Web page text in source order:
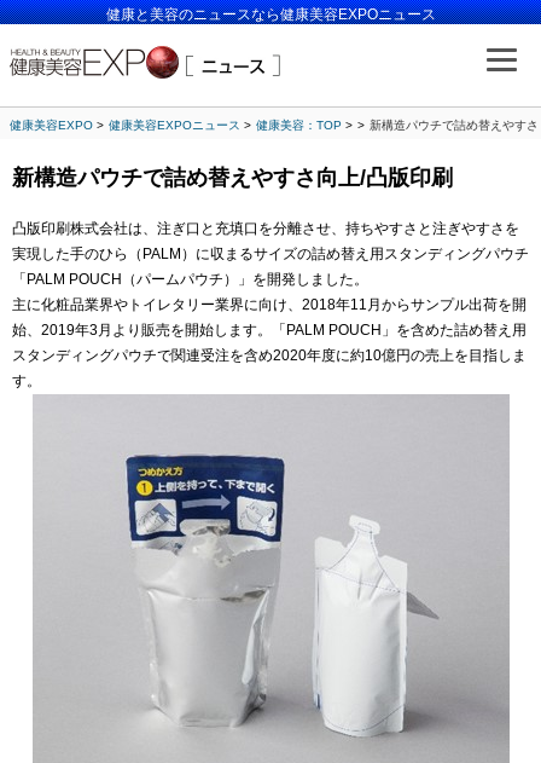
健康と美容のニュースなら健康美容EXPOニュース
健康美容EXPO 健康美容EXPOニュース 健康美容：TOP 新構造パウチで詰め替えやす
新構造パウチで詰め替えやすさ向上/凸版印刷
凸版印刷株式会社は、注ぎ口と充填口を分離させ、持ちやすさと注ぎやすさを
実現した手のひら（PALM）に収まるサイズの詰め替え用スタンディングパウチ
「PALM POUCH（パームパウチ）」を開発しました。
主に化粧品業界やトイレタリー業界に向け、2018年11月からサンプル出荷を開
始、2019年3月より販売を開始します。「PALM POUCH」を含めた詰め替え用
スタンディングパウチで関連受注を含め2020年度に約10億円の売上を目指しま
す。